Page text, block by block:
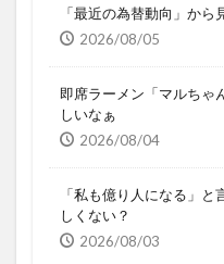
「最近の為替動向」か
2026/08/05
即席ラーメン「マルちゃ
しいなぁ
2026/08/04
「私も億り人になる」
しくない？
2026/08/03